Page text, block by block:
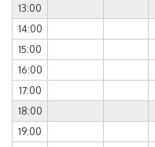
13:00
14:00
15:00
16:00
17:00
18:00
19:00